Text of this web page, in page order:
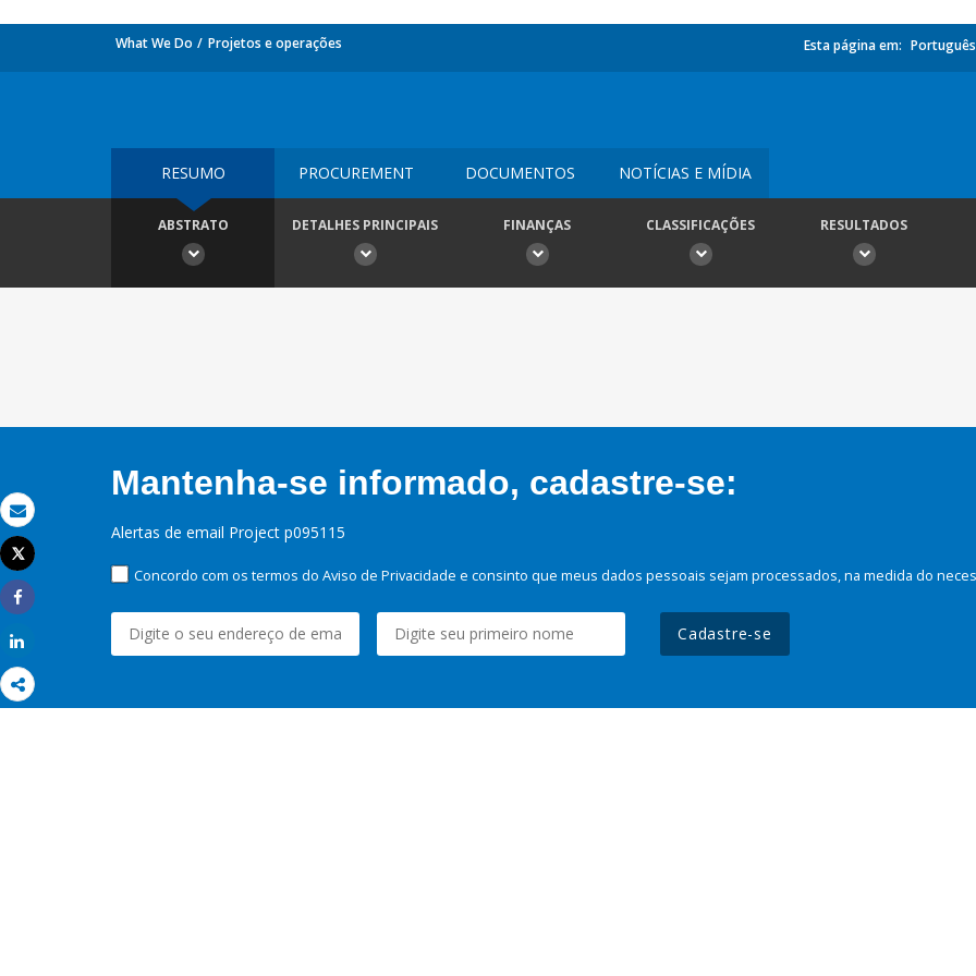
Email
Imprimir
Tweet
Share
What We Do Projetos e operações Esta página em: Português
RESUMO PROCUREMENT DOCUMENTOS NOTÍCIAS E MÍDIA
ABSTRATO DETALHES PRINCIPAIS FINANÇAS CLASSIFICAÇÕES RESULTADOS
Mantenha-se informado, cadastre-se:
Alertas de email Project p095115
Concordo com os termos do Aviso de Privacidade e consinto que meus dados pessoais sejam processados, na medida do
Cadastre-se